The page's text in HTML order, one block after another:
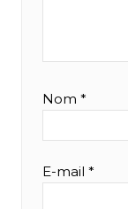
Nom *
E-mail *